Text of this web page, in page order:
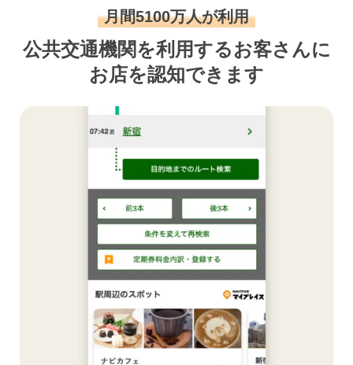
月間5100万人が利用
公共交通機関を利用するお客さんに
お店を認知できます